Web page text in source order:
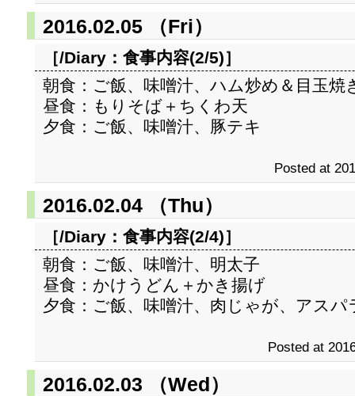
2016.02.05 （Fri）
［/Diary： 食事内容(2/5)］
朝食：ご飯、味噌汁、ハム炒め＆目玉焼
昼食：もりそば＋ちくわ天
夕食：ご飯、味噌汁、豚テキ
Posted at
2016.02.04 （Thu）
［/Diary： 食事内容(2/4)］
朝食：ご飯、味噌汁、明太子
昼食：かけうどん＋かき揚げ
夕食：ご飯、味噌汁、肉じゃが、アス
Posted at
2016.02.03 （Wed）